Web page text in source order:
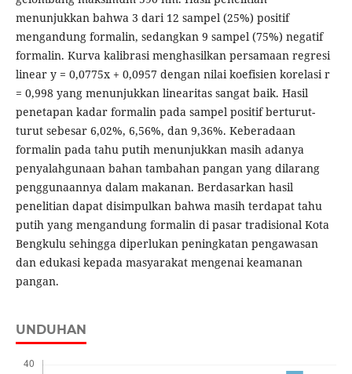
menunjukkan bahwa 3 dari 12 sampel (25%) positif
mengandung formalin, sedangkan 9 sampel (75%) negatif
formalin. Kurva kalibrasi menghasilkan persamaan regresi
linear y = 0,0775x + 0,0957 dengan nilai koefisien korelasi r
= 0,998 yang menunjukkan linearitas sangat baik. Hasil
penetapan kadar formalin pada sampel positif berturut-
turut sebesar 6,02%, 6,56%, dan 9,36%. Keberadaan
formalin pada tahu putih menunjukkan masih adanya
penyalahgunaan bahan tambahan pangan yang dilarang
penggunaannya dalam makanan. Berdasarkan hasil
penelitian dapat disimpulkan bahwa masih terdapat tahu
putih yang mengandung formalin di pasar tradisional Kota
Bengkulu sehingga diperlukan peningkatan pengawasan
dan edukasi kepada masyarakat mengenai keamanan
pangan.
UNDUHAN